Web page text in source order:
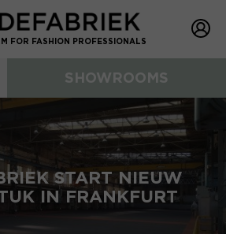
FOR FASHION PROFESSIONALS
SHOWROOMS
START NIEUW
IN FRANKFURT